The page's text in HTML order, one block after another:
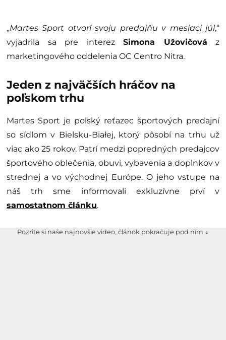
„Martes Sport otvorí svoju predajňu v mesiaci júl,“
vyjadrila sa pre interez Simona Užovičová z
marketingového oddelenia OC Centro Nitra.
Jeden z najväčších hráčov na
poľskom trhu
Martes Sport je poľský reťazec športových predajní
so sídlom v Bielsku-Białej, ktorý pôsobí na trhu už
viac ako 25 rokov. Patrí medzi popredných predajcov
športového oblečenia, obuvi, vybavenia a doplnkov v
strednej a vo východnej Európe. O jeho vstupe na
náš trh sme informovali exkluzívne prví v
samostatnom článku.
Pozrite si naše najnovšie video, článok pokračuje pod ním ↓